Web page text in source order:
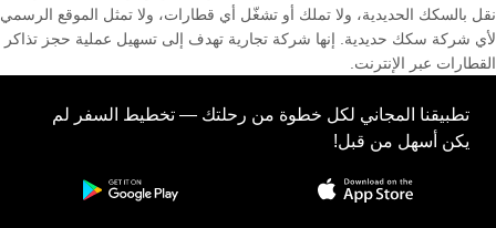
نقل بالسكك الحديدية، ولا تملك أو تشغّل أي قطارات، ولا تمثل الموقع الرسمي
لأي شركة سكك حديدية. إنها شركة تجارية تهدف إلى تسهيل عملية حجز تذاكر
القطارات عبر الإنترنت.
تطبيقنا المجاني لكل خطوة من رحلتك — تخطيط السفر لم
يكن أسهل من قبل!